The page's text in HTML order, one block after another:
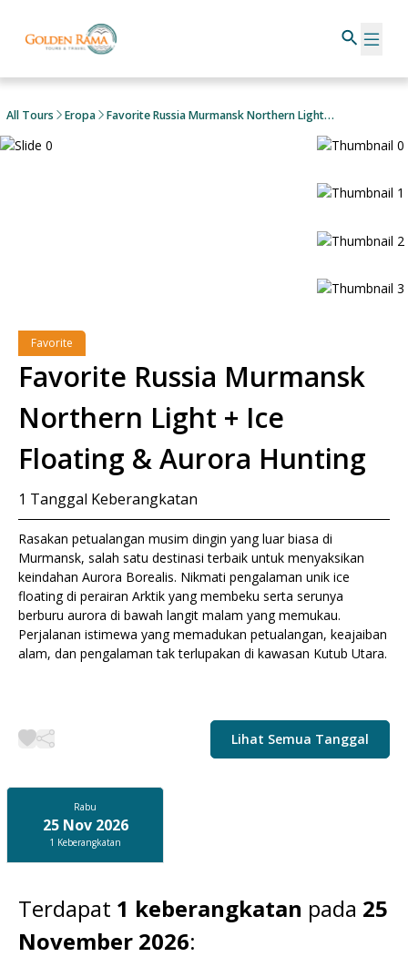
All Tours Eropa Favorite Russia Murmansk Northern Light + Ice Floating & Aurora Hunting
Favorite
Favorite Russia Murmansk
Northern Light + Ice
Floating & Aurora Hunting
1 Tanggal Keberangkatan
Rasakan petualangan musim dingin yang luar biasa di
Murmansk, salah satu destinasi terbaik untuk menyaksikan
keindahan Aurora Borealis. Nikmati pengalaman unik ice
floating di perairan Arktik yang membeku serta serunya
berburu aurora di bawah langit malam yang memukau.
Perjalanan istimewa yang memadukan petualangan, keajaiban
alam, dan pengalaman tak terlupakan di kawasan Kutub Utara.
Lihat Semua Tanggal
Rabu
25 Nov 2026
1 Keberangkatan
Terdapat 1 keberangkatan pada 25
November 2026: